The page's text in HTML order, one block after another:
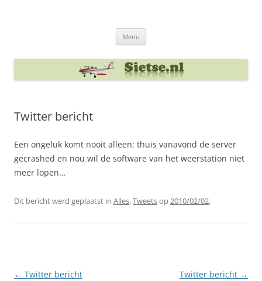
Menu
Twitter bericht
Een ongeluk komt nooit alleen: thuis vanavond de server
gecrashed en nou wil de software van het weerstation niet
meer lopen…
Dit bericht werd geplaatst in Alles,Tweetsop2010/02/02.
Berichtnavigatie
← Twitter bericht Twitter bericht →